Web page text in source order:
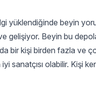
yüklendiğinde beyin
gelişiyor. Beyin bu
kişi birden fazla ve
sanatçısı olabilir. Kişi